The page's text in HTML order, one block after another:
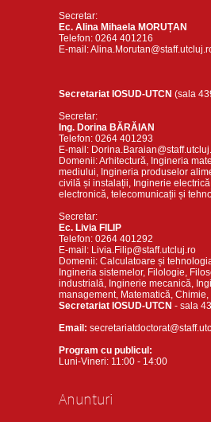
Secretar:
Ec. Alina Mihaela MORUȚAN
Telefon: 0264 401216
E-mail:
Secretariat IOSUD-UTCN (sala
Secretar:
Ing. Dorina BĂRĂIAN
Telefon: 0264 401293
E-mail:
Domenii: Arhitectură, Ingineria
mediului, Ingineria produselor
civilă și instalații, Inginerie
electronică, telecomunicații și
Secretar:
Ec. Livia FILIP
Telefon: 0264 401292
E-mail: Livia.Filip@staff.utcluj.ro
Domenii: Calculatoare și
Ingineria sistemelor, Filologie,
industrială, Inginerie mecanică,
management, Matematică, Chimie,
Secretariat IOSUD-UTCN - sala
Email:
Program cu publicul:
Luni-Vineri: 11:00 - 14:00
Anunturi